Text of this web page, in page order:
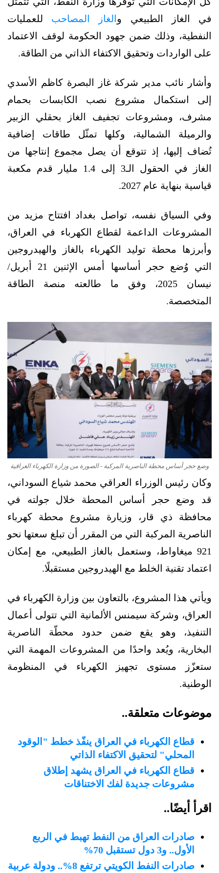
في الغاز الطبيعي و الغاز المصاحب للعمليات
النفطية، وذلك ضمن جهود الحكومة لوقف الاعتماد
على الواردات وتحقيق الاكتفاء الذاتي من الطاقة.
وأشار نائب مدير شركة غاز البصرة كاظم الأسدي
إلى استكمال مشروع نصب الكابسات بحمام
مشرف، ومشروعات تجفيف الغاز بحقلي الزبير
والرميلة الشمالية، وكلها تمثّل طاقات إضافية
تُضاف إليها، إذ تتوقع أن يصل مجموع إنتاجها من
الغاز في الحقول الـ3 إلى 1.4 مليار قدم مكعبة
قياسية بنهاية عام 2027.
وفي السياق نفسه، تواصل بغداد افتتاح مزيد من
المشروعات الداعمة لقطاع الكهرباء في العراق،
وأبرزها محطة توليد الكهرباء بالغاز والهيدروجين
التي وُضع حجر أساسها أمس الإثنين 21 أبريل/
نيسان 2025، وفق ما طالعته منصة الطاقة
المتخصصة.
وضع حجر أساس محطة الناصرية المركبة - الصورة من وزارة الكهرباء العراقية
وكان رئيس الوزراء العراقي محمد شياع السوداني،
قد وضع حجر أساس المحطة خلال جولته في
محافظة ذي قار، وزيارة مشروع محطة كهرباء
الناصرية المركبة التي من المقرر أن تبلغ سعتها نحو
921 ميغاواط، وستعمل بالغاز الطبيعي، مع إمكان
اعتماد تقنية الخلط مع الهيدروجين مستقبلًا.
ويأتي هذا المشروع، بالتعاون بين وزارة الكهرباء في
العراق، وشركة سيمنس الألمانية التي تتولى أعمال
التنفيذ، وهو يقع ضمن حدود محطّة الناصرية
البخارية، ويُعد واحدًا من المشروعات المهمة التي
ستعزّز مستوى تجهيز الكهرباء في المنظومة
الوطنية.
موضوعات متعلقة..
قطاع الكهرباء في العراق ينفّذ خطط "الوقود
المحلي" لتحقيق الاكتفاء الذاتي
قطاع الكهرباء في العراق يشهد إطلاق
مشروعات جديدة لفك الاختناقات
اقرأ أيضًا..
صادرات العراق من النفط تهبط في الربع
الأول.. و3 دول تستقبل 70%
صادرات النفط الكويتي ترتفع 8%.. ودولة عربية